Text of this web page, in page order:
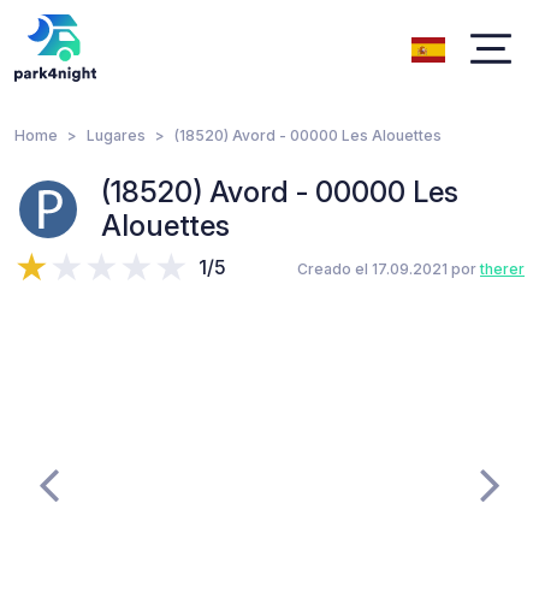
Home Lugares (18520) Avord - 00000 Les Alouettes
(18520) Avord - 00000 Les
Alouettes
1/5 Creado el 17.09.2021 portherer